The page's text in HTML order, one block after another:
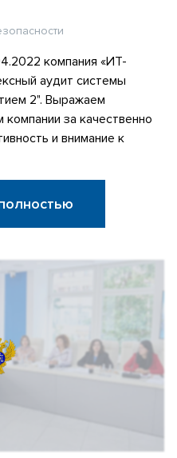
компания «ИТ-
аудит системы
2". Выражаем
за качественно
и внимание к